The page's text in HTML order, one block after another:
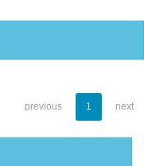
previous 1 next